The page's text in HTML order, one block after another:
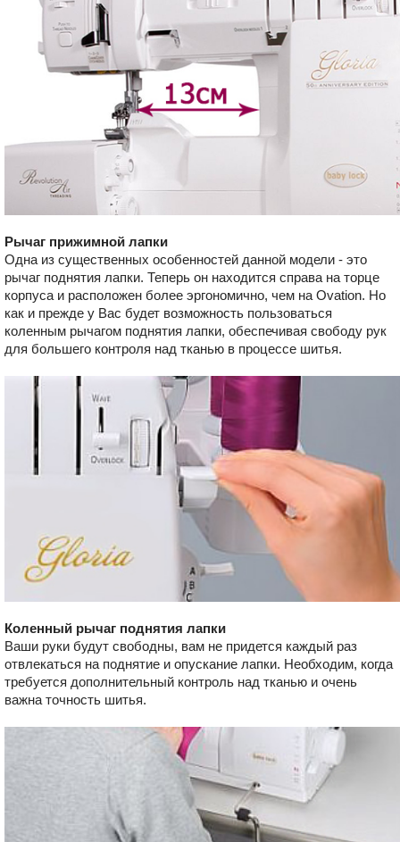
Рычаг прижимной лапки
Одна из существенных особенностей данной модели - это
рычаг поднятия лапки. Теперь он находится справа на торце
корпуса и расположен более эргономично, чем на Ovation. Но
как и прежде у Вас будет возможность пользоваться
коленным рычагом поднятия лапки, обеспечивая свободу рук
для большего контроля над тканью в процессе шитья.
Коленный рычаг поднятия лапки
Ваши руки будут свободны, вам не придется каждый раз
отвлекаться на поднятие и опускание лапки. Необходим, когда
требуется дополнительный контроль над тканью и очень
важна точность шитья.